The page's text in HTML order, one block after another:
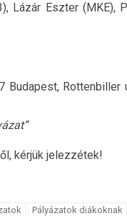
Lázár Eszter (MKE),
Rottenbiller
kérjük jelezzétek!
Pályázatok diákoknak